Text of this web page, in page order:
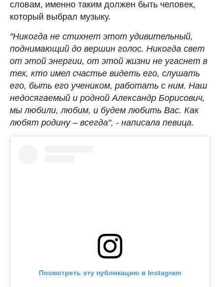
словам, именно таким должен быть человек,
который выбрал музыку.
"Никогда не стихнет этот удивительный,
поднимающий до вершин голос. Никогда свет
от этой энергии, от этой жизни не угаснет в
тех, кто имел счастье видеть его, слушать
его, быть его учеником, работать с ним. Наш
недосягаемый и родной Александр Борисович,
мы любили, любим, и будем любить Вас. Как
любят родину – всегда", - написала певица.
Посмотреть эту публикацию в Instagram